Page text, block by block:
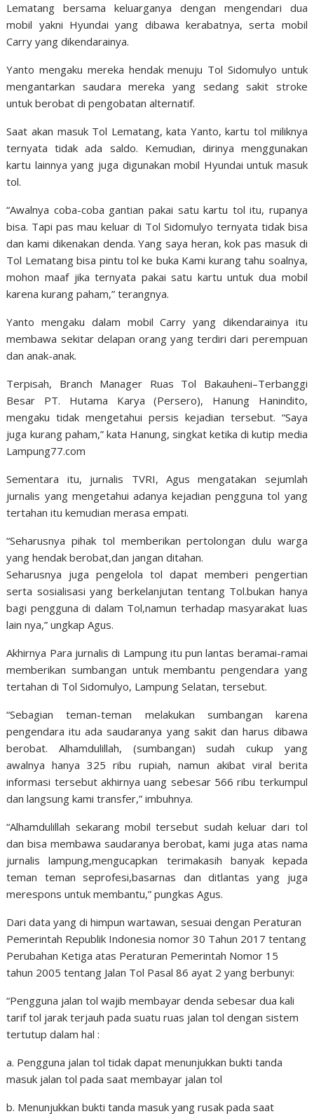
Lematang bersama keluarganya dengan mengendari dua
mobil yakni Hyundai yang dibawa kerabatnya, serta mobil
Carry yang dikendarainya.
Yanto mengaku mereka hendak menuju Tol Sidomulyo untuk
mengantarkan saudara mereka yang sedang sakit stroke
untuk berobat di pengobatan alternatif.
Saat akan masuk Tol Lematang, kata Yanto, kartu tol miliknya
ternyata tidak ada saldo. Kemudian, dirinya menggunakan
kartu lainnya yang juga digunakan mobil Hyundai untuk masuk
tol.
“Awalnya coba-coba gantian pakai satu kartu tol itu, rupanya
bisa. Tapi pas mau keluar di Tol Sidomulyo ternyata tidak bisa
dan kami dikenakan denda. Yang saya heran, kok pas masuk di
Tol Lematang bisa pintu tol ke buka Kami kurang tahu soalnya,
mohon maaf jika ternyata pakai satu kartu untuk dua mobil
karena kurang paham,” terangnya.
Yanto mengaku dalam mobil Carry yang dikendarainya itu
membawa sekitar delapan orang yang terdiri dari perempuan
dan anak-anak.
Terpisah, Branch Manager Ruas Tol Bakauheni–Terbanggi
Besar PT. Hutama Karya (Persero), Hanung Hanindito,
mengaku tidak mengetahui persis kejadian tersebut. “Saya
juga kurang paham,” kata Hanung, singkat ketika di kutip media
Lampung77.com
Sementara itu, jurnalis TVRI, Agus mengatakan sejumlah
jurnalis yang mengetahui adanya kejadian pengguna tol yang
tertahan itu kemudian merasa empati.
“Seharusnya pihak tol memberikan pertolongan dulu warga
yang hendak berobat,dan jangan ditahan.
Seharusnya juga pengelola tol dapat memberi pengertian
serta sosialisasi yang berkelanjutan tentang Tol.bukan hanya
bagi pengguna di dalam Tol,namun terhadap masyarakat luas
lain nya,” ungkap Agus.
Akhirnya Para jurnalis di Lampung itu pun lantas beramai-ramai
memberikan sumbangan untuk membantu pengendara yang
tertahan di Tol Sidomulyo, Lampung Selatan, tersebut.
“Sebagian teman-teman melakukan sumbangan karena
pengendara itu ada saudaranya yang sakit dan harus dibawa
berobat. Alhamdulillah, (sumbangan) sudah cukup yang
awalnya hanya 325 ribu rupiah, namun akibat viral berita
informasi tersebut akhirnya uang sebesar 566 ribu terkumpul
dan langsung kami transfer,” imbuhnya.
“Alhamdulillah sekarang mobil tersebut sudah keluar dari tol
dan bisa membawa saudaranya berobat, kami juga atas nama
jurnalis lampung,mengucapkan terimakasih banyak kepada
teman teman seprofesi,basarnas dan ditlantas yang juga
merespons untuk membantu,” pungkas Agus.
Dari data yang di himpun wartawan, sesuai dengan Peraturan
Pemerintah Republik Indonesia nomor 30 Tahun 2017 tentang
Perubahan Ketiga atas Peraturan Pemerintah Nomor 15
tahun 2005 tentang Jalan Tol Pasal 86 ayat 2 yang berbunyi:
“Pengguna jalan tol wajib membayar denda sebesar dua kali
tarif tol jarak terjauh pada suatu ruas jalan tol dengan sistem
tertutup dalam hal :
a. Pengguna jalan tol tidak dapat menunjukkan bukti tanda
masuk jalan tol pada saat membayar jalan tol
b. Menunjukkan bukti tanda masuk yang rusak pada saat